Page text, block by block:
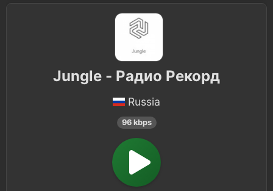
Jungle - Радио Рекорд
Russia
96 kbps